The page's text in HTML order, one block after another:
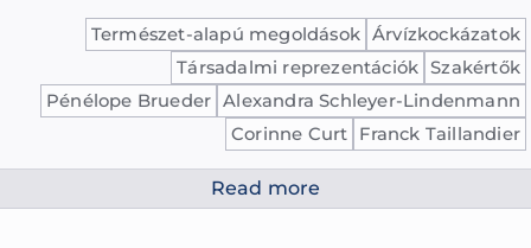
Read more
Természet-alapú megoldások Árvízkockázatok
Társadalmi reprezentációk Szakértők
Pénélope Brueder Alexandra Schleyer-Lindenmann
Corinne Curt
Franck Taillandier